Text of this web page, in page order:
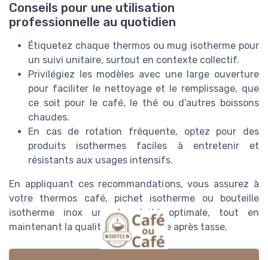
Conseils pour une utilisation
professionnelle au quotidien
Étiquetez chaque thermos ou mug isotherme pour
un suivi unitaire, surtout en contexte collectif.
Privilégiez les modèles avec une large ouverture
pour faciliter le nettoyage et le remplissage, que
ce soit pour le café, le thé ou d’autres boissons
chaudes.
En cas de rotation fréquente, optez pour des
produits isothermes faciles à entretenir et
résistants aux usages intensifs.
En appliquant ces recommandations, vous assurez à
votre thermos café, pichet isotherme ou bouteille
isotherme inox une longévité optimale, tout en
maintenant la qualité du café tasse après tasse.